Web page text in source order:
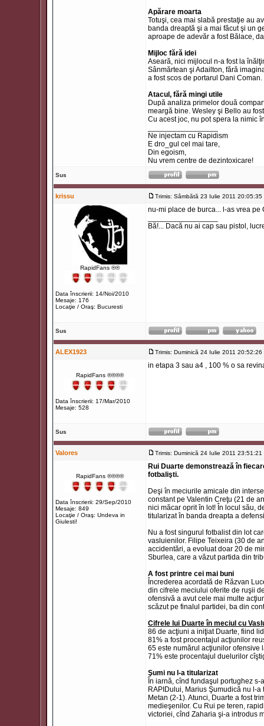
Apărare moarta
Totuşi, cea mai slabă prestaţie au
banda dreaptă şi a mai făcut şi un
aproape de adevăr a fost Bălace,
Mijloc fără idei
Aseară, nici mijlocul n-a fost la
Sânmărtean şi Adailton, fără
a fost scos de portarul Dani Coman.
Atacul, fără mingi utile
După analiza primelor două
meargă bine. Wesley şi Bello au
Cu acest joc, nu pot spera la nimic
Ne injectam cu Rapidism
E dro_gul cel mai tare,
Din egoism,
Nu vrem centre de dezintoxicare!
Sus
krissu Trimis: Sâmbătă 23 Iulie 2011 20:05:35
RapidFans ®®
Data înscrierii: 14/Noi/2010
Mesaje: 176
Locaţie / Oraş: Bucuresti
nu-mi place de burca... l-as vrea pe
Bă!... Dacă nu ai cap sau pistol,
Sus
ALEX1923 Trimis: Duminică 24 Iulie 2011 20:52:26
RapidFans ®®®®
Data înscrierii: 17/Mar/2010
Mesaje: 528
in etapa 3 sau a4 , 100 % o sa
Sus
Valores Trimis: Duminică 24 Iulie 2011 23:51:21
RapidFans ®®®®
Data înscrierii: 29/Sep/2010
Mesaje: 849
Locaţie / Oraş: Undeva in
Giulesti!
Rui Duarte demonstrează în
fotbalişti.
Deşi în meciurile amicale din
constant pe Valentin Creţu (21 de
nici măcar oprit în lot! În locul său,
titularizat în banda dreapta a
Nu a fost singurul fotbalist din lot
vasluienilor. Filipe Teixeira (30 de
accidentări, a evoluat doar 20 de
Sburlea, care a văzut partida din
A fost printre cei mai buni
Încrederea acordată de Răzvan
din cifrele meciului oferite de ruşii
ofensivă a avut cele mai multe
scăzut pe finalul partidei, ba din
Cifrele lui Duarte în meciul cu
86 de acţiuni a iniţiat Duarte, fiind
81% a fost procentajul acţiunilor
65 este numărul acţiunilor ofensive
71% este procentajul duelurilor
Şumi nu l-a titularizat
În iarnă, cînd fundaşul portughez
RAPIDului, Marius Şumudică nu l-
Metan (2-1). Atunci, Duarte a fost
medieşenilor. Cu Rui pe teren,
victoriei, cînd Zaharia şi-a introdus